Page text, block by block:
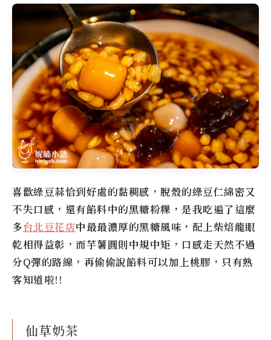
喜歡綠豆蒜恰到好處的黏稠感，脫殼的綠豆仁綿密又
不失口感，還有餡料中的黑糖粉粿，是我吃遍了這麼
多台北豆花店中最最濃厚的黑糖風味，配上柴焙龍眼
乾相得益彰，而芋薯圓則中規中矩，口感走天然不過
分Q彈的路線，再偷偷說餡料可以加上桃膠，只有熟
客知道啦!!
仙草奶茶